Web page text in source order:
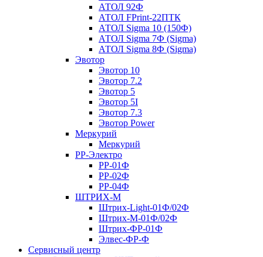
АТОЛ 92Ф
АТОЛ FPrint-22ПТК
АТОЛ Sigma 10 (150Ф)
АТОЛ Sigma 7Ф (Sigma)
АТОЛ Sigma 8Ф (Sigma)
Эвотор
Эвотор 10
Эвотор 7.2
Эвотор 5
Эвотор 5I
Эвотор 7.3
Эвотор Power
Меркурий
Меркурий
РР-Электро
РР-01Ф
РР-02Ф
РР-04Ф
ШТРИХ-М
Штрих-Light-01Ф/02Ф
Штрих-М-01Ф/02Ф
Штрих-ФР-01Ф
Элвес-ФР-Ф
Сервисный центр